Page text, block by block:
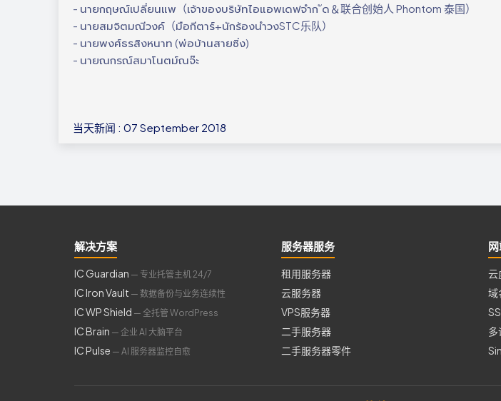
- นายกฤษณ์เปลี่ยนแพ（เจ้าของบริษัทไอแอพเดฟจำก ัด＆联合创始人 Phontom 泰国）
- นายสมจิตมณีวงค์（มือกีตาร์+นักร้องนำวงSTC乐队）
- นายพงศ์ธรสิงหนาท (พ่อบ้านสายซิ่ง)
- นายณกรณ์สมาโนตม์ณจ๊ะ
当天新闻 : 07 September 2018
解决方案
IC Guardian — 专业托管主机 24/7
IC Iron Vault — 数据备份与业务连续性
IC WP Shield — 全托管 WordPress
IC Brain — 企业 AI 大脑平台
IC Pulse — AI 服务器监控自愈
服务器服务
租用服务器
云服务器
VPS服务器
二手服务器
二手服务器零件
云
域
多